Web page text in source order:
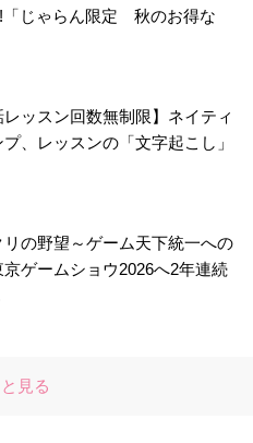
「じゃらん限定 秋のお得な
レッスン回数無制限】ネイティ
、レッスンの「文字起こし」
リの野望～ゲーム天下統一への
京ゲームショウ2026へ2年連続
見る